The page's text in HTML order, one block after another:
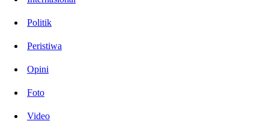
Politik
Peristiwa
Opini
Foto
Video